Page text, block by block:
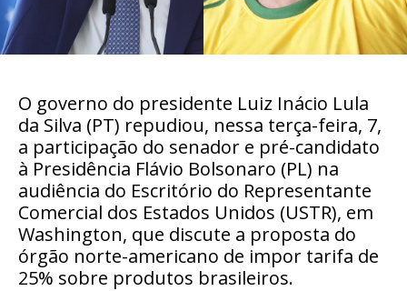
O governo do presidente Luiz Inácio Lula
da Silva (PT) repudiou, nessa terça-feira, 7,
a participação do senador e pré-candidato
à Presidência Flávio Bolsonaro (PL) na
audiência do Escritório do Representante
Comercial dos Estados Unidos (USTR), em
Washington, que discute a proposta do
órgão norte-americano de impor tarifa de
25% sobre produtos brasileiros.